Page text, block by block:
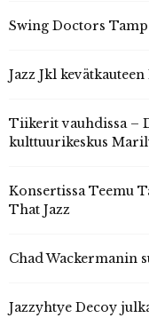
Swing Doctors
Jazz Jkl
Tiikerit vauhdissa –
kulttuurikeskus
Konsertissa Teemu
That Jazz
Chad Wackermanin
Jazzyhtye Decoy